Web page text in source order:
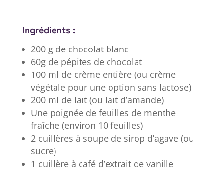
Ingrédients :
200 g de chocolat blanc
60g de pépites de chocolat
100 ml de crème entière (ou crème
végétale pour une option sans lactose)
200 ml de lait (ou lait d’amande)
Une poignée de feuilles de menthe
fraîche (environ 10 feuilles)
2 cuillères à soupe de sirop d’agave (ou
sucre)
1 cuillère à café d’extrait de vanille